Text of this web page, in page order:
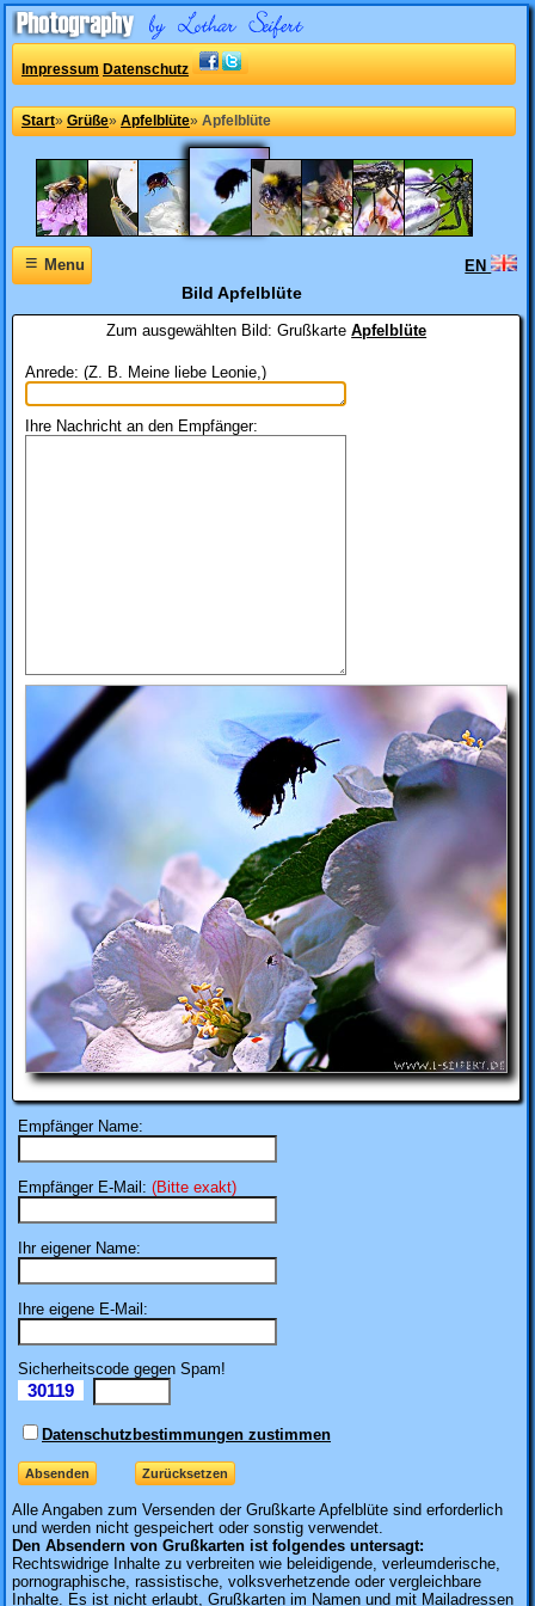
Impressum Datenschutz
Start» Grüße» Apfelblüte» Apfelblüte
≡Menu EN
Bild Apfelblüte
Zum ausgewählten Bild:GrußkarteApfelblüte
Anrede: (Z. B. Meine liebe Leonie,)
Ihre Nachricht an den Empfänger:
Empfänger Name:
Empfänger E-Mail: (Bitte exakt)
Ihr eigener Name:
Ihre eigene E-Mail:
Sicherheitscode gegen Spam!
30119
Datenschutzbestimmungen zustimmen
Alle Angaben zum Versenden der Grußkarte Apfelblüte sind erforderlich
und werden nicht gespeichert oder sonstig verwendet.
Den Absendern von Grußkarten ist folgendes untersagt:
Rechtswidrige Inhalte zu verbreiten wie beleidigende, verleumderische,
pornographische, rassistische, volksverhetzende oder vergleichbare
Inhalte. Es ist nicht erlaubt, Grußkarten im Namen und mit Mailadressen